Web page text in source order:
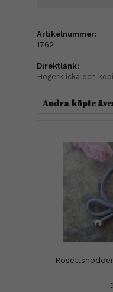
Artikelnummer:
1762
Direktlänk:
Högerklicka och
Andra köpte